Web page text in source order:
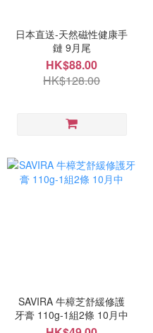
日本直送-天然磁性健康手
鏈 9月尾
HK$88.00
HK$128.00
SAVIRA 牛樟芝舒緩修護
牙膏 110g-1組2條 10月中